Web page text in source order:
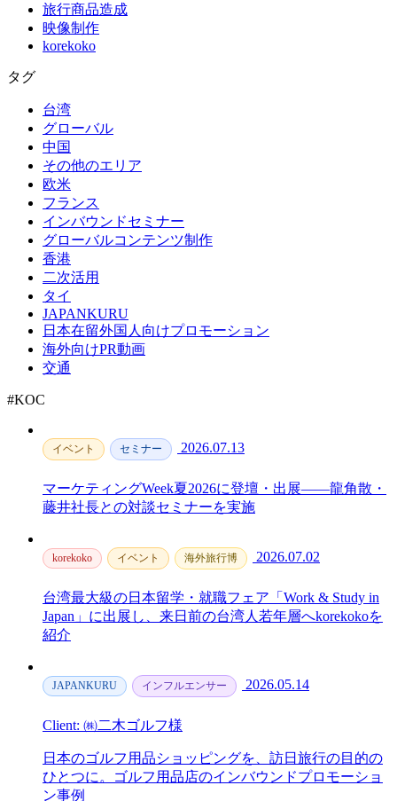
旅行商品造成
映像制作
korekoko
タグ
台湾
グローバル
中国
その他のエリア
欧米
フランス
インバウンドセミナー
グローバルコンテンツ制作
香港
二次活用
タイ
JAPANKURU
日本在留外国人向けプロモーション
海外向けPR動画
交通
#KOC
イベント セミナー 2026.07.13
マーケティングWeek夏2026に登壇・出展——龍角散・
藤井社長との対談セミナーを実施
korekoko イベント 海外旅行博 2026.07.02
台湾最大級の日本留学・就職フェア「Work & Study in
Japan」に出展し、来日前の台湾人若年層へkorekokoを
紹介
JAPANKURU インフルエンサー 2026.05.14
Client: ㈱二木ゴルフ様
日本のゴルフ用品ショッピングを、訪日旅行の目的の
ひとつに。ゴルフ用品店のインバウンドプロモーショ
ン事例